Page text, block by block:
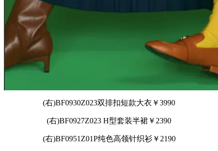
(右)BF0930Z023双排扣短款大衣￥3990
(右)BF0927Z023 H型套装半裙￥2390
(右)BF0951Z01P纯色高领针织衫￥2190